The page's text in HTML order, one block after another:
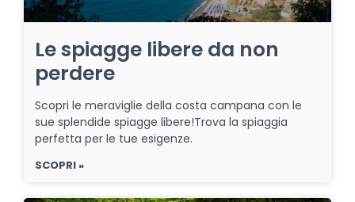
Le spiagge libere da non
perdere
Scopri le meraviglie della costa campana con le
sue splendide spiagge libere!Trova la spiaggia
perfetta per le tue esigenze.
SCOPRI »